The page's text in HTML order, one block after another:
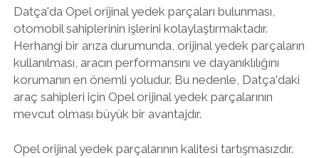
Datça'da Opel orijinal yedek parçaları bulunması,
otomobil sahiplerinin işlerini kolaylaştırmaktadır.
Herhangi bir arıza durumunda, orijinal yedek parçaların
kullanılması, aracın performansını ve dayanıklılığını
korumanın en önemli yoludur. Bu nedenle, Datça'daki
araç sahipleri için Opel orijinal yedek parçalarının
mevcut olması büyük bir avantajdır.
Opel orijinal yedek parçalarının kalitesi tartışmasızdır.